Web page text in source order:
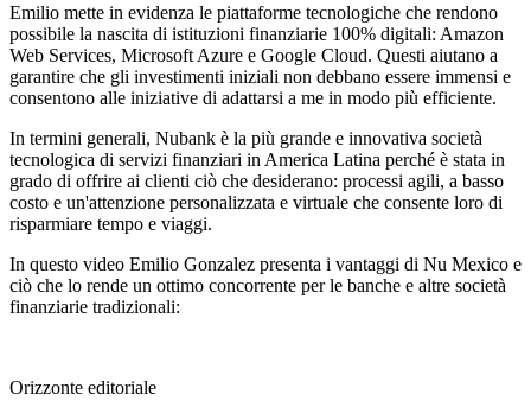
Emilio mette in evidenza le piattaforme tecnologiche che rendono
possibile la nascita di istituzioni finanziarie 100% digitali: Amazon
Web Services, Microsoft Azure e Google Cloud. Questi aiutano a
garantire che gli investimenti iniziali non debbano essere immensi e
consentono alle iniziative di adattarsi a me in modo più efficiente.
In termini generali, Nubank è la più grande e innovativa società
tecnologica di servizi finanziari in America Latina perché è stata in
grado di offrire ai clienti ciò che desiderano: processi agili, a basso
costo e un'attenzione personalizzata e virtuale che consente loro di
risparmiare tempo e viaggi.
In questo video Emilio Gonzalez presenta i vantaggi di Nu Mexico e
ciò che lo rende un ottimo concorrente per le banche e altre società
finanziarie tradizionali:
Orizzonte editoriale